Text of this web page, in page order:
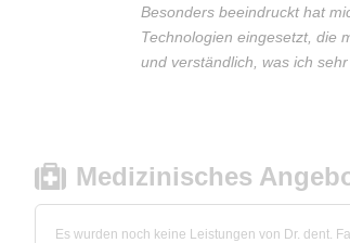
Besonders beeindruckt hat
Technologien eingesetzt, die
und verständlich, was ich
Medizinisches
Es wurden noch keine Leistungen von Dr. dent.